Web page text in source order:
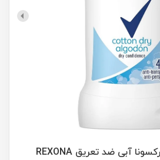
مام رول استیک زنانه رکسونا آبی ضد تعریق REXONA